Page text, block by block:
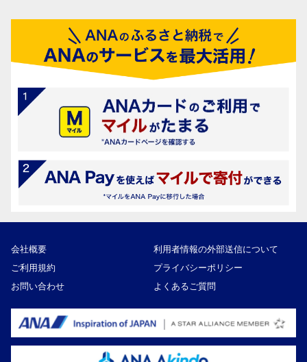
会社概要
利用者情報の外部送信について
ご利用規約
プライバシーポリシー
お問い合わせ
よくあるご質問